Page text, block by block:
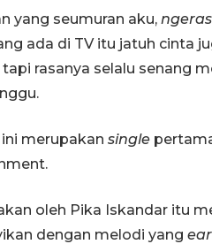
yang seumuran aku,
ada di TV itu jatuh cinta
rasanya selalu senang
ini merupakan single
oleh Pika Iskandar itu
dengan melodi yang